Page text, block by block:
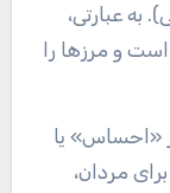
عبارتی،
است و مرزها را
«احساس» یا
مردان،